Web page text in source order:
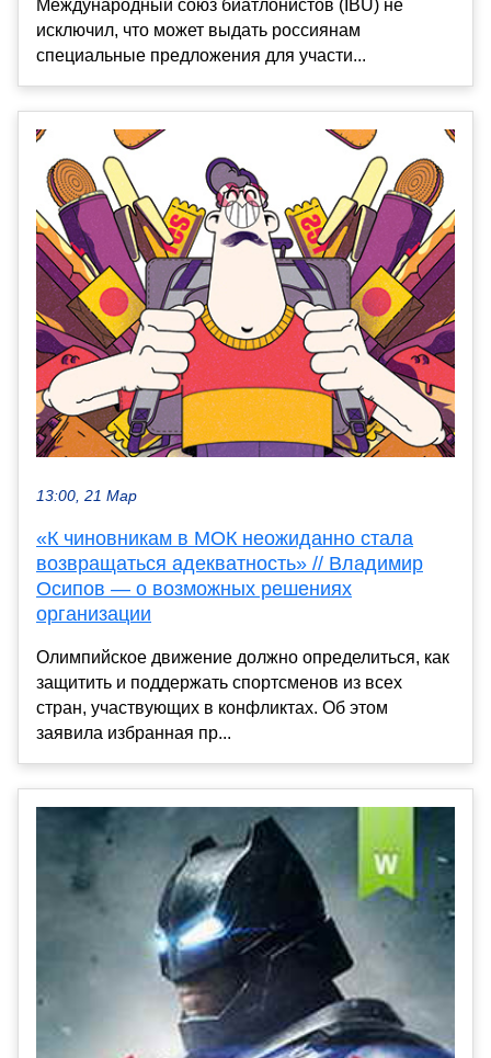
Международный союз биатлонистов (IBU) не
исключил, что может выдать россиянам
специальные предложения для участи...
13:00, 21 Мар
«К чиновникам в МОК неожиданно стала
возвращаться адекватность» // Владимир
Осипов — о возможных решениях
организации
Олимпийское движение должно определиться, как
защитить и поддержать спортсменов из всех
стран, участвующих в конфликтах. Об этом
заявила избранная пр...